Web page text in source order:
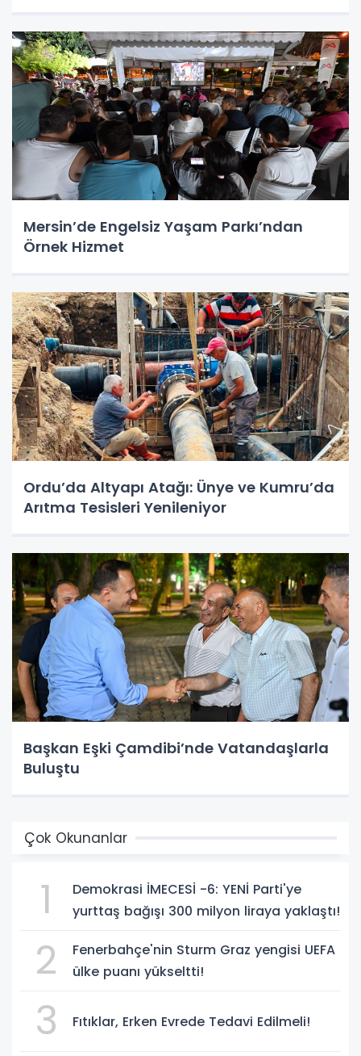
Mersin’de Engelsiz Yaşam Parkı’ndan
Örnek Hizmet
Ordu’da Altyapı Atağı: Ünye ve Kumru’da
Arıtma Tesisleri Yenileniyor
Başkan Eşki Çamdibi’nde Vatandaşlarla
Buluştu
Çok Okunanlar
1
Demokrasi İMECESİ -6: YENİ Parti'ye
yurttaş bağışı 300 milyon liraya yaklaştı!
2
Fenerbahçe'nin Sturm Graz yengisi UEFA
ülke puanı yükseltti!
3 Fıtıklar, Erken Evrede Tedavi Edilmeli!